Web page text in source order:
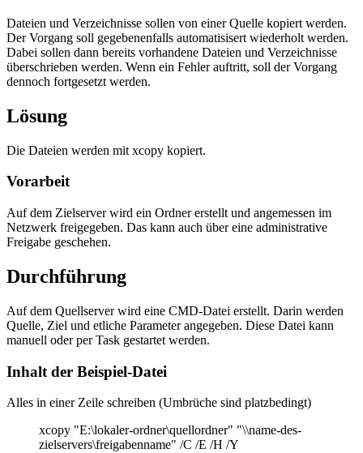
Dateien und Verzeichnisse sollen von einer Quelle kopiert werden.
Der Vorgang soll gegebenenfalls automatisisert wiederholt werden.
Dabei sollen dann bereits vorhandene Dateien und Verzeichnisse
überschrieben werden. Wenn ein Fehler auftritt, soll der Vorgang
dennoch fortgesetzt werden.
Lösung
Die Dateien werden mit xcopy kopiert.
Vorarbeit
Auf dem Zielserver wird ein Ordner erstellt und angemessen im
Netzwerk freigegeben. Das kann auch über eine administrative
Freigabe geschehen.
Durchführung
Auf dem Quellserver wird eine CMD-Datei erstellt. Darin werden
Quelle, Ziel und etliche Parameter angegeben. Diese Datei kann
manuell oder per Task gestartet werden.
Inhalt der Beispiel-Datei
Alles in einer Zeile schreiben (Umbrüche sind platzbedingt)
xcopy "E:\lokaler-ordner\quellordner" "\\name-des-
zielservers\freigabenname" /C /E /H /Y